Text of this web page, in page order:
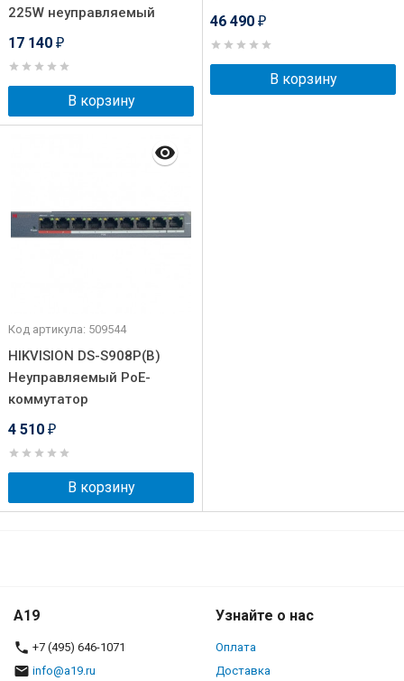
225W неуправляемый
17 140 ₽
В корзину
46 490 ₽
В корзину
Код артикула: 509544
HIKVISION DS-S908P(B)
Неуправляемый PoE-
коммутатор
4 510 ₽
В корзину
A19
+7 (495) 646-1071
info@a19.ru
Узнайте о нас
Оплата
Доставка